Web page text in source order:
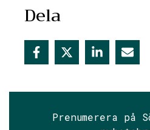
Dela
Prenumerera på